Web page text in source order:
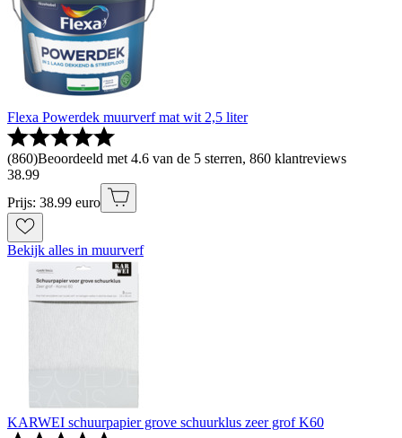
Flexa Powerdek muurverf mat wit 2,5 liter
(860)Beoordeeld met 4.6 van de 5 sterren, 860 klantreviews
38.99
Prijs: 38.99 euro
Bekijk alles in muurverf
KARWEI schuurpapier grove schuurklus zeer grof K60